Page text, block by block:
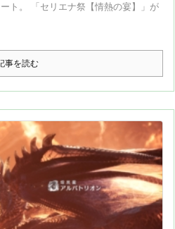
ト。 「セリエナ祭【情熱の宴】」が
事を読む